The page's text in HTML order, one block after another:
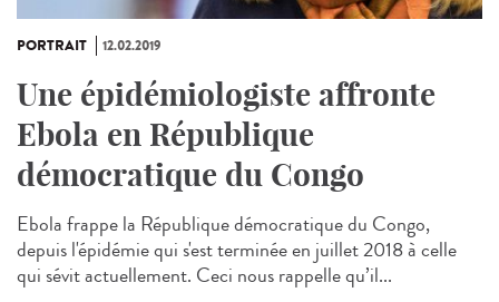
PORTRAIT 12.02.2019
Une épidémiologiste affronte
Ebola en République
démocratique du Congo
Ebola frappe la République démocratique du Congo,
depuis l'épidémie qui s'est terminée en juillet 2018 à celle
qui sévit actuellement. Ceci nous rappelle qu’il...